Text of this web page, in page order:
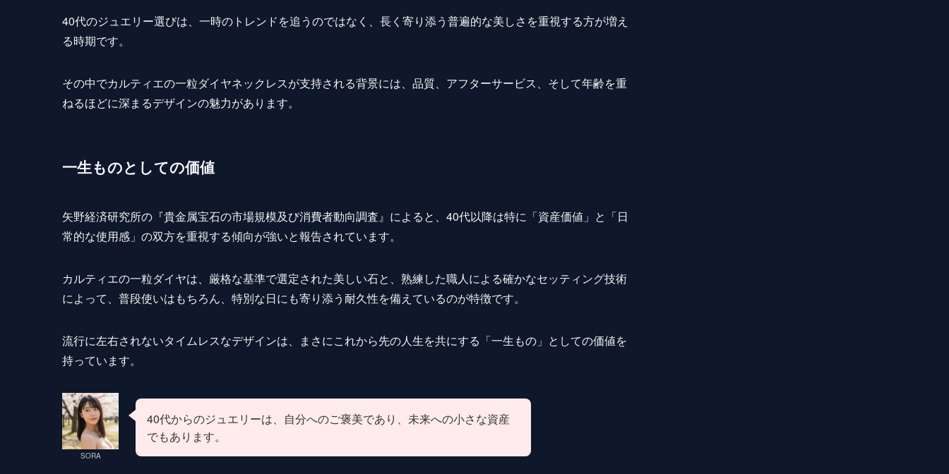
40代のジュエリー選びは、一時のトレンドを追うのではなく、長く寄り添う普遍的な美しさを重視する方が増え
る時期です。
その中でカルティエの一粒ダイヤネックレスが支持される背景には、品質、アフターサービス、そして年齢を重
ねるほどに深まるデザインの魅力があります。
一生ものとしての価値
矢野経済研究所の『貴金属宝石の市場規模及び消費者動向調査』によると、40代以降は特に「資産価値」と「日
常的な使用感」の双方を重視する傾向が強いと報告されています。
カルティエの一粒ダイヤは、厳格な基準で選定された美しい石と、熟練した職人による確かなセッティング技術
によって、普段使いはもちろん、特別な日にも寄り添う耐久性を備えているのが特徴です。
流行に左右されないタイムレスなデザインは、まさにこれから先の人生を共にする「一生もの」としての価値を
持っています。
SORA
40代からのジュエリーは、自分へのご褒美であり、未来への小さな資産
でもあります。